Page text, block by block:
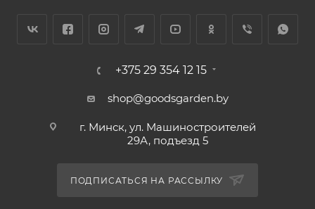
+375 29 354 12 15
shop@goodsgarden.by
г. Минск, ул. Машиностроителей
29А, подъезд 5
ПОДПИСАТЬСЯ НА РАССЫЛКУ